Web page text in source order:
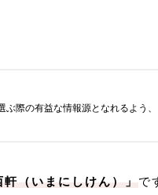
際の有益な情報源となれるよう、
（いまにしけん）」 で